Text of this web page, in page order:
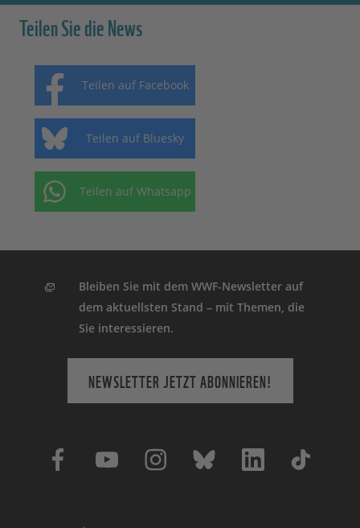
Teilen Sie die News
Teilen auf Facebook
Teilen auf Bluesky
Teilen auf Whatsapp
Bleiben Sie mit dem WWF-Newsletter auf
dem aktuellsten Stand – mit Themen, die
Sie interessieren.
NEWSLETTER JETZT ABONNIEREN!